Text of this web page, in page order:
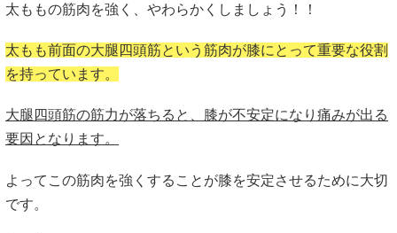
太ももの筋肉を強く、やわらかくしましょう！！
太もも前面の大腿四頭筋という筋肉が膝にとって重要な役割
を持っています。
大腿四頭筋の筋力が落ちると、膝が不安定になり痛みが出る
要因となります。
よってこの筋肉を強くすることが膝を安定させるために大切
です。